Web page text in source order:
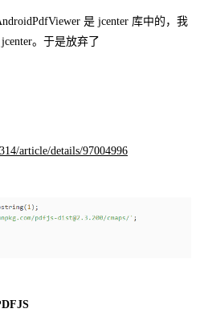
是 jcenter 库中的，我
。于是放弃了
article/details/97004996